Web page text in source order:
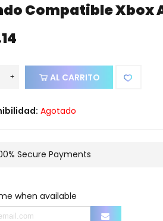
Compatible Xbox
+ AL CARRITO
Agotado
Secure Payments
when available